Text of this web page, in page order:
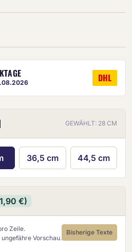
DHL
GEWÄHLT: 28 CM
36,5 cm 44,5 cm
€)
Zeile.
Vorschau.
Bisherige Texte